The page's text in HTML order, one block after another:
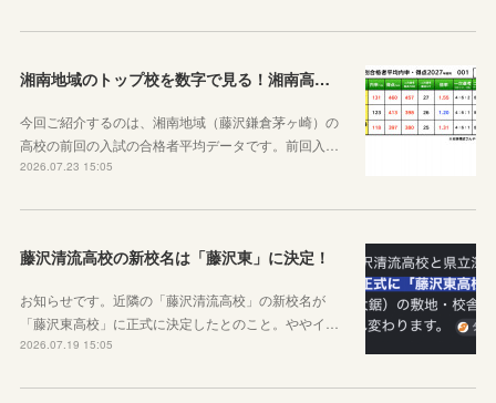
湘南地域のトップ校を数字で見る！湘南高校&鎌倉高校&茅ケ崎北陵高校
今回ご紹介するのは、湘南地域（藤沢鎌倉茅ヶ崎）の
高校の前回の入試の合格者平均データです。前回入…
2026.07.23 15:05
藤沢清流高校の新校名は「藤沢東」に決定！
お知らせです。近隣の「藤沢清流高校」の新校名が
「藤沢東高校」に正式に決定したとのこと。ややイ…
2026.07.19 15:05